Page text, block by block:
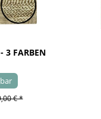
3 FARBEN
€ *